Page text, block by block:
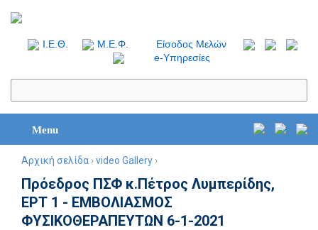
I.Ε.Θ. Μ.Ε.Φ.
Είσοδος Μελών
e-Υπηρεσίες
Menu
Αρχική σελίδα ›video Gallery ›
Πρόεδρος ΠΣΦ κ.Πέτρος Λυμπερίδης,
ΕΡΤ 1 - ΕΜΒΟΛΙΑΣΜΟΣ
ΦΥΣΙΚΟΘΕΡΑΠΕΥΤΩΝ 6-1-2021